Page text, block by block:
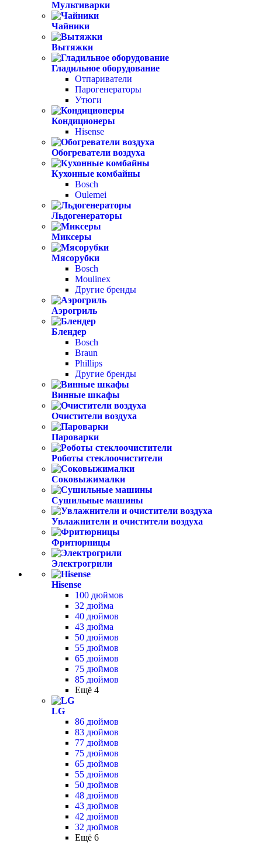
Мультиварки
Чайники
Вытяжки
Гладильное оборудование
Отпариватели
Парогенераторы
Утюги
Кондиционеры
Hisense
Обогреватели воздуха
Кухонные комбайны
Bosch
Oulemei
Льдогенераторы
Миксеры
Мясорубки
Bosch
Moulinex
Другие бренды
Аэрогриль
Блендер
Bosch
Braun
Phillips
Другие бренды
Винные шкафы
Очистители воздуха
Пароварки
Роботы стеклоочистители
Соковыжималки
Сушильные машины
Увлажнители и очистители воздуха
Фритюрницы
Электрогрили
Hisense
100 дюймов
32 дюйма
40 дюймов
43 дюйма
50 дюймов
55 дюймов
65 дюймов
75 дюймов
85 дюймов
Ещё 4
LG
86 дюймов
83 дюймов
77 дюймов
75 дюймов
65 дюймов
55 дюймов
50 дюймов
48 дюймов
43 дюймов
42 дюймов
32 дюймов
Ещё 6